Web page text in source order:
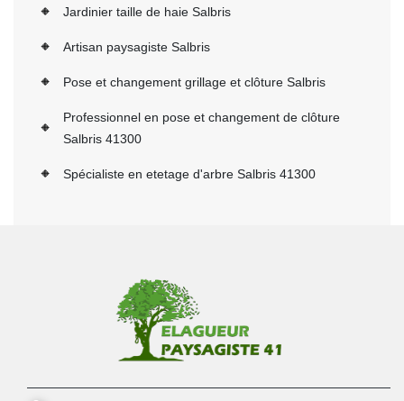
Jardinier taille de haie Salbris
Artisan paysagiste Salbris
Pose et changement grillage et clôture Salbris
Professionnel en pose et changement de clôture
Salbris 41300
Spécialiste en etetage d'arbre Salbris 41300